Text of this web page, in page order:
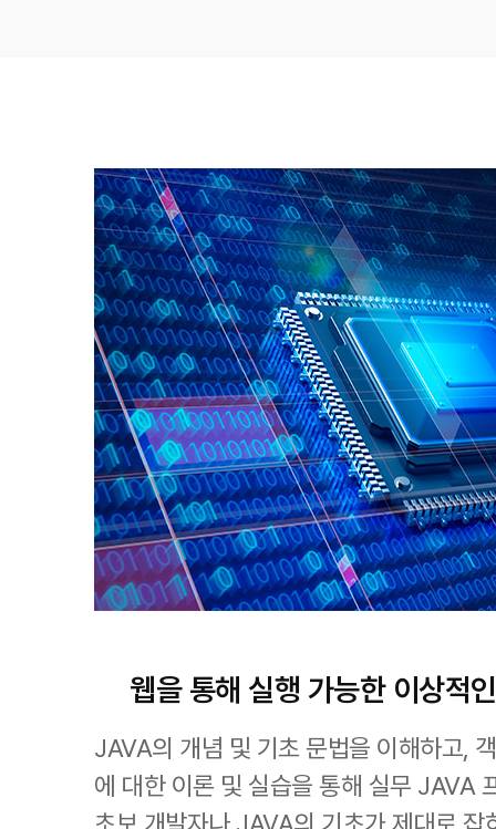
웹을 통해 실행 가능한 이상적
JAVA의 개념 및 기초 문법을 이해하고,
에 대한 이론 및 실습을 통해 실무 JAVA